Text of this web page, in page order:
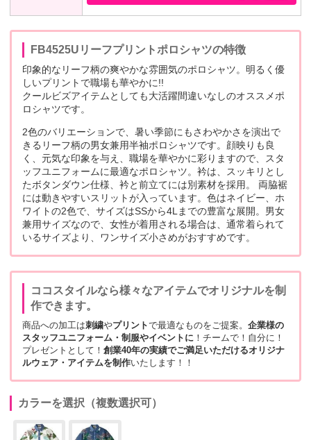
FB4525Uリーフプリントポロシャツの特徴
印象的なリーフ柄の爽やかな雰囲気のポロシャツ。明るく優
しいプリントで職場も華やかに!!
クールビズアイテムとしても大活躍間違いなしのオススメポ
ロシャツです。
2色のバリエーションで、暑い季節にもさわやかさを演出で
きるリーフ柄の男女兼用半袖ポロシャツです。顔映りも良
く、元気な印象を与え、職場を華やかに彩りますので、スタ
ッフユニフォームに最適なポロシャツ。衿は、スッキリとし
たボタンダウン仕様、衿と前立てには別素材を採用。 両脇裾
には動きやすいスリットが入っています。色はネイビー、ホ
ワイトの2色で、サイズはSSから4Lまでの豊富な展開。男女
兼用サイズなので、女性が着用される場合は、通常着られて
いるサイズより、ワンサイズ小さめがおすすめです。
ココスタイルなら様々なアイテムでオリジナルを制
作できます。
商品への加工は刺繍やプリントで最適なものをご提案。 企業様の
スタッフユニフォーム・制服やイベントに ！チームで！自分に！
プレゼントとして！ 創業40年の実績でご満足いただけるオリジナ
ルウェア・アイテムを制作いたします！！
カラーを選択（複数選択可）